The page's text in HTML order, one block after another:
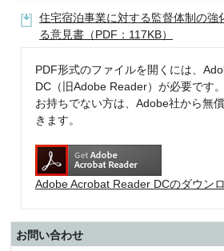
住宅宿泊事業に対する監督体制の強
る意見書（PDF：117KB）
PDF形式のファイルを開くには、
DC（旧Adobe Reader）が必要です。
お持ちでない方は、Adobe社から無
きます。
Adobe Acrobat Reader DCのダウン
お問い合わせ